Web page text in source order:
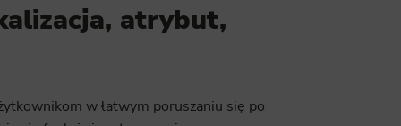
atrybut,
w łatwym poruszaniu się po